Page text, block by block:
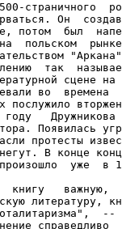
страничного
Он
потом  был
польском
так
сцене
во  времена
Дружникова
Появилась
протесты
В конце
уже  в
книгу   важную,
литературу,
--
справедливо